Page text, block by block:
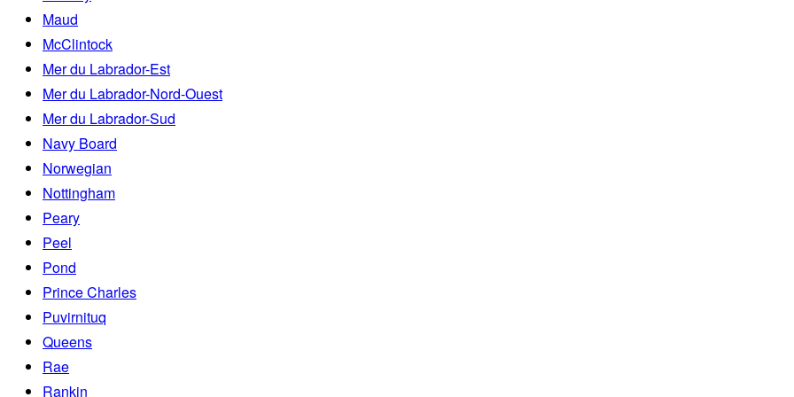
Maud
McClintock
Mer du Labrador-Est
Mer du Labrador-Nord-Ouest
Mer du Labrador-Sud
Navy Board
Norwegian
Nottingham
Peary
Peel
Pond
Prince Charles
Puvirnituq
Queens
Rae
Rankin